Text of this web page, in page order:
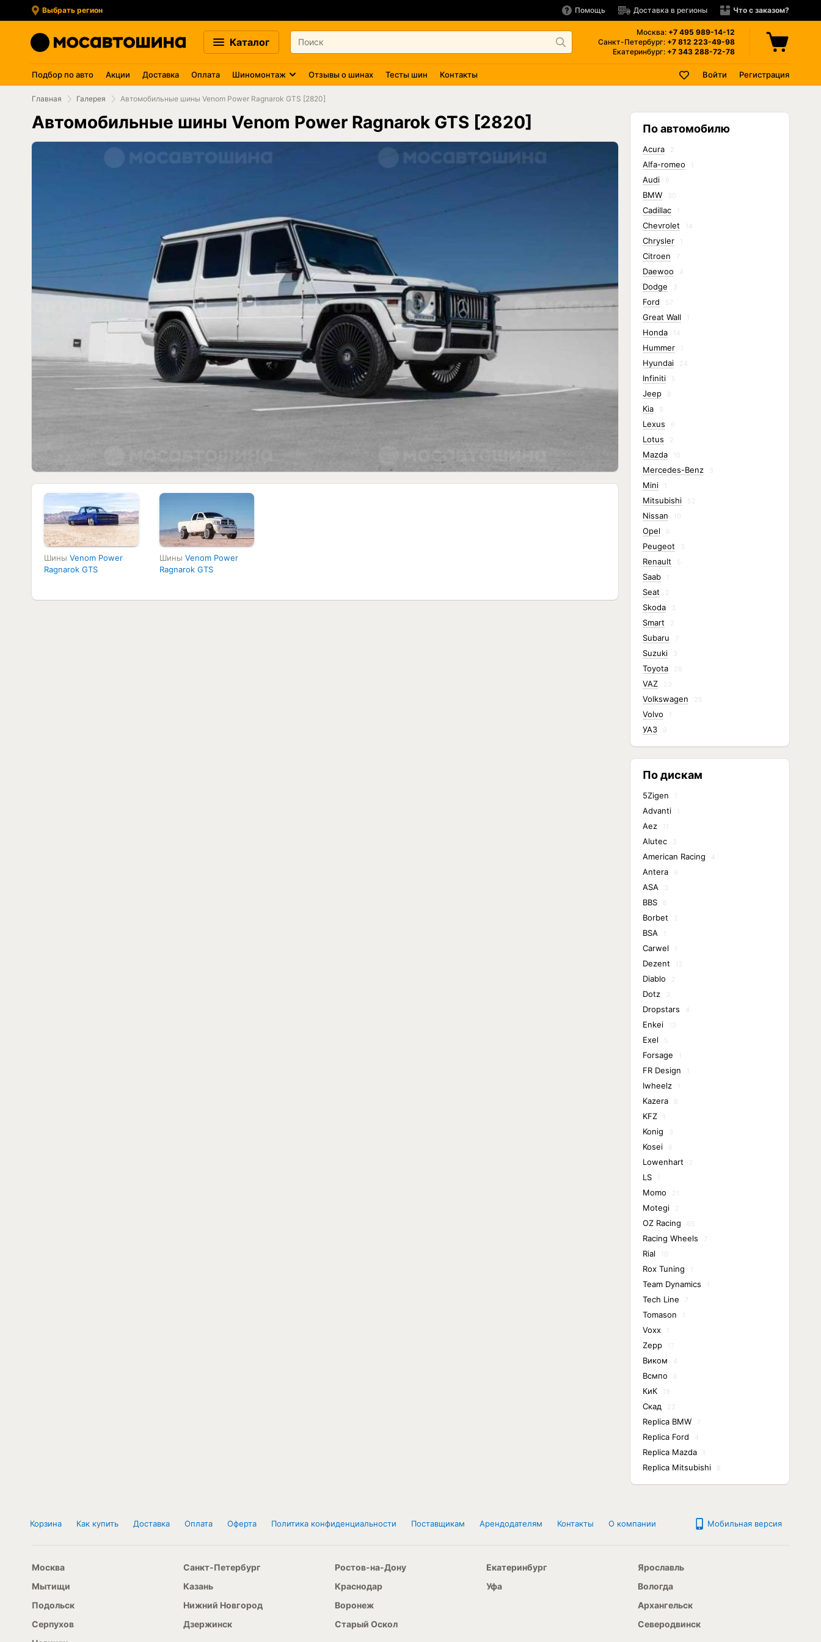
Выбрать регион Помощь Доставка в регионы Что с заказом?
Каталог
Москва: +7 495 989-14-12
Санкт-Петербург: +7 812 223-49-98
Екатеринбург: +7 343 288-72-78
Подбор по авто Акции Доставка Оплата Шиномонтаж Отзывы о шинах Тесты шин Контакты Войти Регистрация
Главная Галерея Автомобильные шины Venom Power Ragnarok GTS [2820]
Автомобильные шины Venom Power Ragnarok GTS [2820]
Шины Venom Power
Ragnarok GTS
Шины Venom Power
Ragnarok GTS
По автомобилю
Acura 2
Alfa-romeo 1
Audi 9
BMW 30
Cadillac 1
Chevrolet 14
Chrysler 1
Citroen 7
Daewoo 4
Dodge 3
Ford 57
Great Wall 1
Honda 14
Hummer 1
Hyundai 24
Infiniti 5
Jeep 8
Kia 9
Lexus 6
Lotus 2
Mazda 10
Mercedes-Benz 3
Mini 1
Mitsubishi 52
Nissan 10
Opel 6
Peugeot 3
Renault 5
Saab 1
Seat 2
Skoda 3
Smart 2
Subaru 7
Suzuki 3
Toyota 28
VAZ 23
Volkswagen 25
Volvo 1
УАЗ 9
По дискам
5Zigen 1
Advanti 1
Aez 11
Alutec 3
American Racing 4
Antera 9
ASA 3
BBS 6
Borbet 2
BSA 1
Carwel 1
Dezent 12
Diablo 2
Dotz 3
Dropstars 4
Enkei 13
Exel 5
Forsage 1
FR Design 1
Iwheelz 1
Kazera 8
KFZ 1
Konig 3
Kosei 6
Lowenhart 2
LS 1
Momo 21
Motegi 2
OZ Racing 65
Racing Wheels 7
Rial 10
Rox Tuning 1
Team Dynamics 1
Tech Line 7
Tomason 1
Voxx 1
Zepp 17
Виком 4
Всмпо 6
КиК 19
Скад 22
Replica BMW 7
Replica Ford 4
Replica Mazda 1
Replica Mitsubishi 8
Корзина Как купить Доставка Оплата Оферта Политика конфиденциальности Поставщикам Арендодателям Контакты О компании Мобильная версия
Москва
Мытищи
Подольск
Серпухов
Санкт-Петербург
Казань
Нижний Новгород
Дзержинск
Ростов-на-Дону
Краснодар
Воронеж
Старый Оскол
Екатеринбург
Уфа
Ярославль
Вологда
Архангельск
Северодвинск